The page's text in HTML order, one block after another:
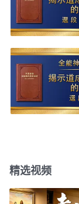
精选视频